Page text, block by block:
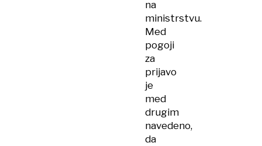
na
ministrstvu.
Med
pogoji
za
prijavo
je
med
drugim
navedeno,
da